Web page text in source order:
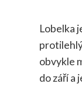
Lobelka
obvykle
do září a